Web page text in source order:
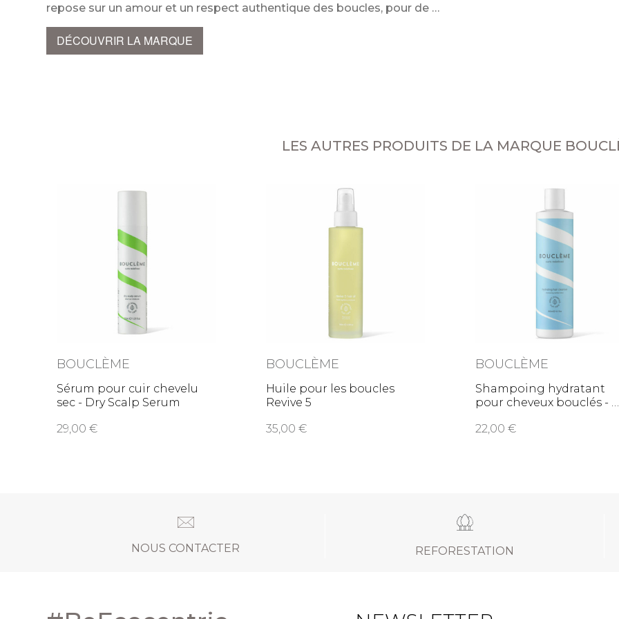
repose sur un amour et un respect authentique des boucles, pour de
DÉCOUVRIR LA MARQUE
LES AUTRES PRODUITS DE LA MARQUE
BOUCLÈME
Sérum pour cuir chevelu
sec - Dry Scalp Serum
29,00
BOUCLÈME
Huile pour les boucles
Revive 5
35,00
BOUCLÈME
Shampoing hydratant
pour cheveux bouclés -
22,00
NOUS CONTACTER REFORESTATION